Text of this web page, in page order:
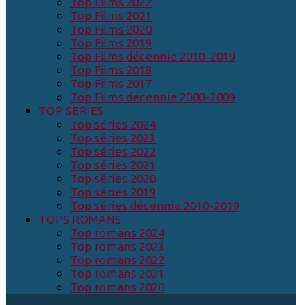
Top Films 2021
Top Films 2020
Top Films 2019
Top Films décennie 2010-2019
Top Films 2018
Top Films 2017
Top Films décennie 2000-2009
TOP SERIES
Top séries 2024
Top séries 2023
Top séries 2022
Top séries 2021
Top séries 2020
Top séries 2019
Top séries décennie 2010-2019
TOPS ROMANS
Top romans 2024
Top romans 2023
Top romans 2022
Top romans 2021
Top romans 2020